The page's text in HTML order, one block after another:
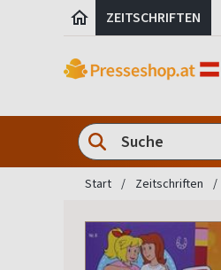
ZEITSCHRIFTEN
Start Zeitschriften